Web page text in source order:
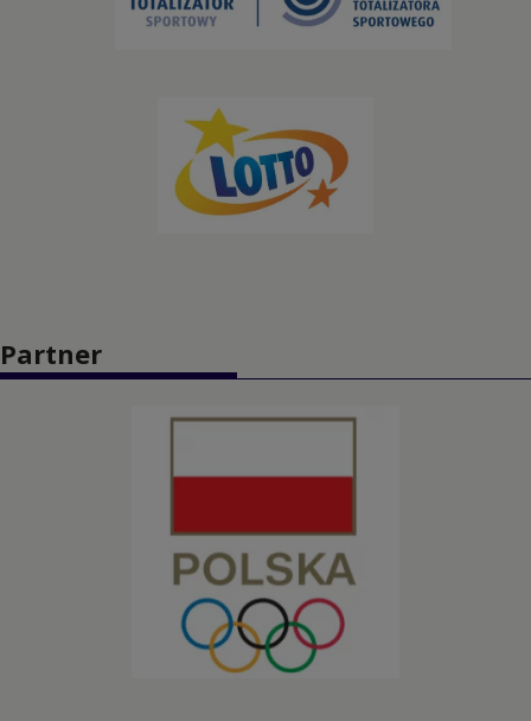
Kolarstwo szosowe
Koszykówka
Koszykówka 3x3
Piłka nożna
Piłka wodna
Partner